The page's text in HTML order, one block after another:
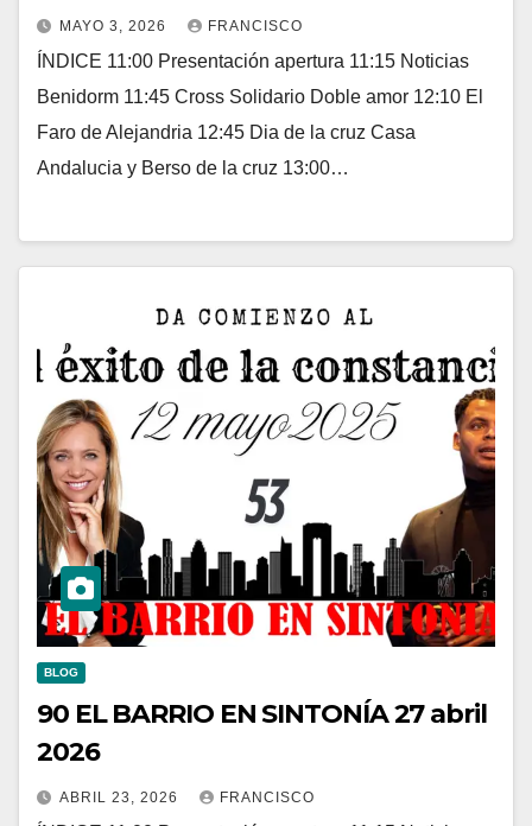
MAYO 3, 2026 FRANCISCO
ÍNDICE 11:00 Presentación apertura 11:15 Noticias
Benidorm 11:45 Cross Solidario Doble amor 12:10 El
Faro de Alejandria 12:45 Dia de la cruz Casa
Andalucia y Berso de la cruz 13:00…
BLOG
90 EL BARRIO EN SINTONÍA 27 abril
2026
ABRIL 23, 2026 FRANCISCO